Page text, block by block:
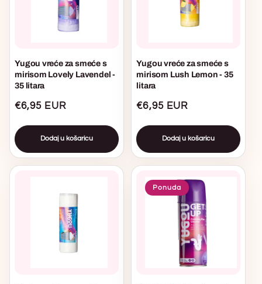
Yugou vreće za smeće s
mirisom Lovely Lavendel -
35 litara
Uobičajena
€6,95 EUR
Dodaj u košaricu
Yugou vreće za smeće s
mirisom Lush Lemon - 35
litara
Uobičajena
€6,95 EUR
Dodaj u košaricu
Ponuda